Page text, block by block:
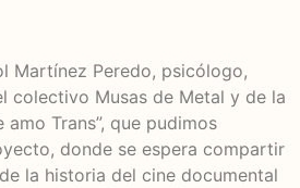
Martínez Peredo, psicólogo,
colectivo Musas de Metal y de la
Trans”, que pudimos
donde se espera compartir
la historia del cine documental